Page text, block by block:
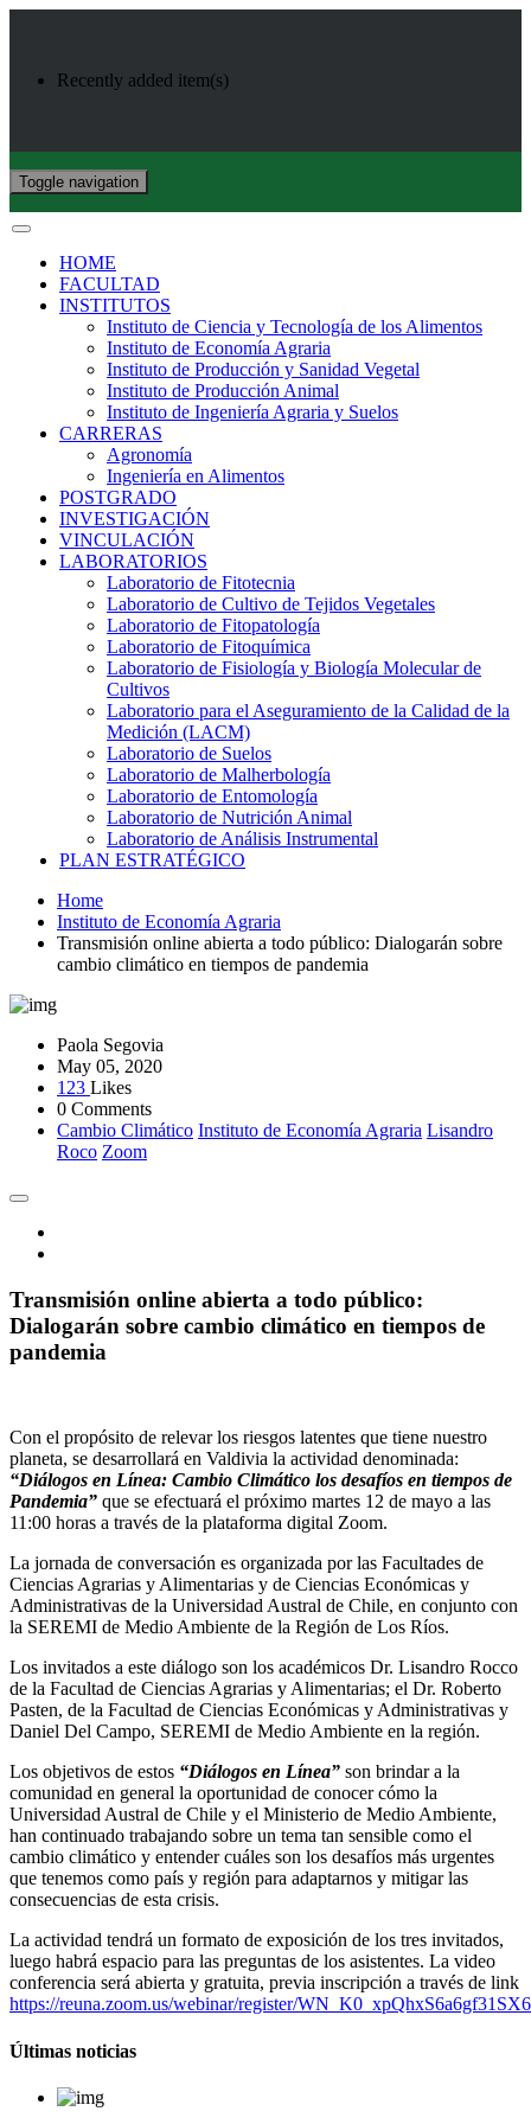
Recently added item(s)
Toggle navigation
HOME
FACULTAD
INSTITUTOS
Instituto de Ciencia y Tecnología de los Alimentos
Instituto de Economía Agraria
Instituto de Producción y Sanidad Vegetal
Instituto de Producción Animal
Instituto de Ingeniería Agraria y Suelos
CARRERAS
Agronomía
Ingeniería en Alimentos
POSTGRADO
INVESTIGACIÓN
VINCULACIÓN
LABORATORIOS
Laboratorio de Fitotecnia
Laboratorio de Cultivo de Tejidos Vegetales
Laboratorio de Fitopatología
Laboratorio de Fitoquímica
Laboratorio de Fisiología y Biología Molecular de
Cultivos
Laboratorio para el Aseguramiento de la Calidad de la
Medición (LACM)
Laboratorio de Suelos
Laboratorio de Malherbología
Laboratorio de Entomología
Laboratorio de Nutrición Animal
Laboratorio de Análisis Instrumental
PLAN ESTRATÉGICO
Home
Instituto de Economía Agraria
Transmisión online abierta a todo público: Dialogarán sobre
cambio climático en tiempos de pandemia
Paola Segovia
May 05, 2020
123 Likes
0 Comments
Cambio Climático Instituto de Economía Agraria Lisandro
Roco Zoom
Transmisión online abierta a todo público:
Dialogarán sobre cambio climático en tiempos de
pandemia
Con el propósito de relevar los riesgos latentes que tiene nuestro
planeta, se desarrollará en Valdivia la actividad denominada:
“Diálogos en Línea: Cambio Climático los desafíos en tiempos de
Pandemia” que se efectuará el próximo martes 12 de mayo a las
11:00 horas a través de la plataforma digital Zoom.
La jornada de conversación es organizada por las Facultades de
Ciencias Agrarias y Alimentarias y de Ciencias Económicas y
Administrativas de la Universidad Austral de Chile, en conjunto con
la SEREMI de Medio Ambiente de la Región de Los Ríos.
Los invitados a este diálogo son los académicos Dr. Lisandro Rocco
de la Facultad de Ciencias Agrarias y Alimentarias; el Dr. Roberto
Pasten, de la Facultad de Ciencias Económicas y Administrativas y
Daniel Del Campo, SEREMI de Medio Ambiente en la región.
Los objetivos de estos “Diálogos en Línea” son brindar a la
comunidad en general la oportunidad de conocer cómo la
Universidad Austral de Chile y el Ministerio de Medio Ambiente,
han continuado trabajando sobre un tema tan sensible como el
cambio climático y entender cuáles son los desafíos más urgentes
que tenemos como país y región para adaptarnos y mitigar las
consecuencias de esta crisis.
La actividad tendrá un formato de exposición de los tres invitados,
luego habrá espacio para las preguntas de los asistentes. La video
conferencia será abierta y gratuita, previa inscripción a través de link
https://reuna.zoom.us/webinar/register/
Últimas noticias